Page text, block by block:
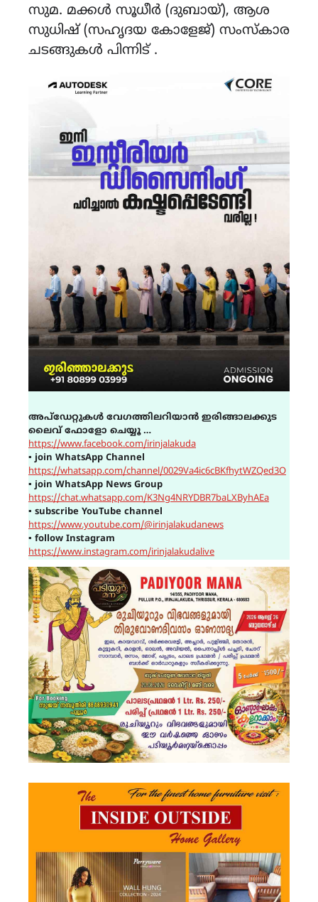
സുമ. മക്കൾ സൂധീർ (ദുബായ്), ആശ
സുധിഷ് (സഹൃദയ കോളേജ്) സംസ്കാര
ചടങ്ങുകൾ പിന്നിട് .
അപ്ഡേറ്റുകൾ വേഗത്തിലറിയാൻ ഇരിങ്ങാലക്കുട
ലൈവ് ഫോളോ ചെയ്യൂ …
https://www.facebook.com/irinjalakuda
▪join WhatsApp Channel
https://whatsapp.com/channel/0029Va4ic6cBKfhytWZQed3O
▪join WhatsApp News Group
https://chat.whatsapp.com/K3Ng4NRYDBR7baLXByhAEa
▪ subscribe YouTube channel
https://www.youtube.com/@irinjalakudanews
▪ follow Instagram
https://www.instagram.com/irinjalakudalive